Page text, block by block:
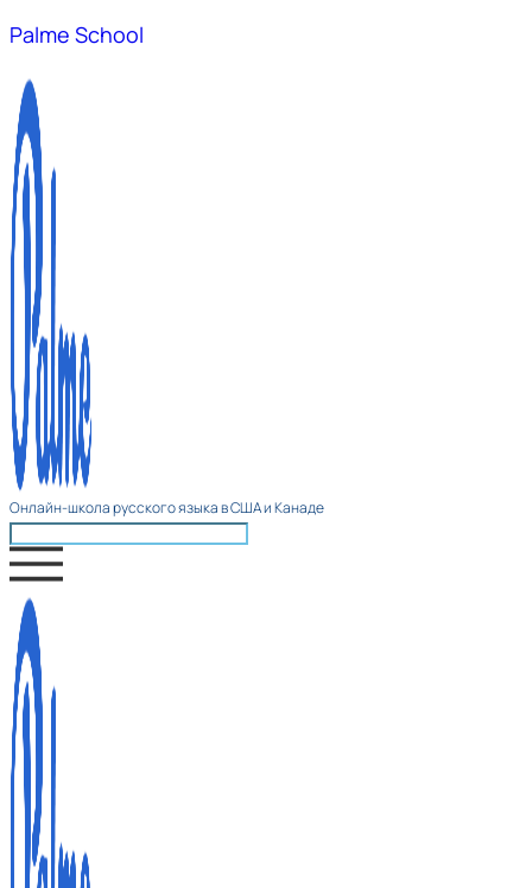
Palme School
Онлайн-школа русского языка в США и Канаде​